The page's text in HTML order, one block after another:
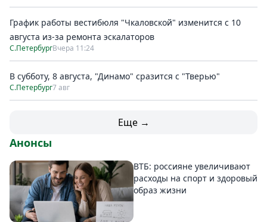
График работы вестибюля "Чкаловской" изменится с 10
августа из-за ремонта эскалаторов
С.ПетербургВчера 11:24
В субботу, 8 августа, "Динамо" сразится с "Тверью"
С.Петербург7 авг
Еще →
Анонсы
ВТБ: россияне увеличивают
расходы на спорт и здоровый
образ жизни